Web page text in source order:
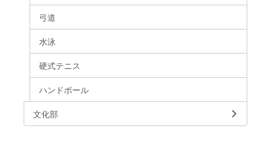
弓道
水泳
硬式テニス
ハンドボール
文化部